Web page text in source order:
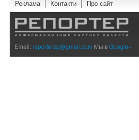
Реклама Контакти Про сайт
Email:reporterzp@gmail.com Мы вGoogle+